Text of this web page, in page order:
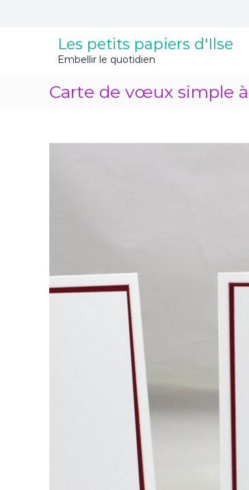
Les petits papiers d'Ilse
Embellir le quotidien
Carte de vœux simple